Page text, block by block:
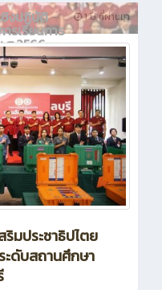
1 ปี ที่ผ่านมา
ชิงปฏิบัติ
รเรียนการ
ศ.2566
ริมประชาธิปไตย
ะดับสถานศึกษา